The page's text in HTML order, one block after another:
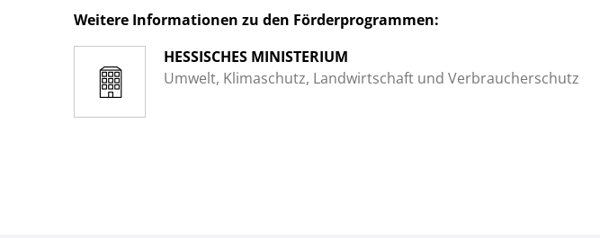
Weitere Informationen zu den Förderprogrammen:
HESSISCHES MINISTERIUM
Umwelt, Klimaschutz, Landwirtschaft und Verbraucherschutz